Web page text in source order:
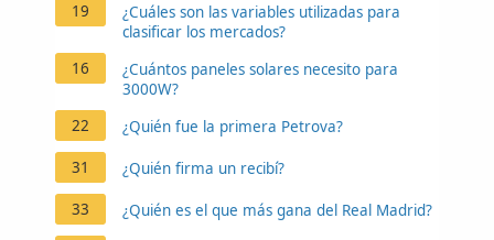
19
¿Cuáles son las variables utilizadas para
clasificar los mercados?
16
¿Cuántos paneles solares necesito para
3000W?
22
¿Quién fue la primera Petrova?
31 ¿Quién firma un recibí?
33 ¿Quién es el que más gana del Real Madrid?